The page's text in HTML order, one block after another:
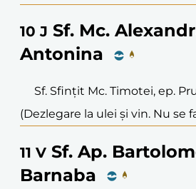
10 J Sf. Mc.
Antonina
Sf. Sfințit Mc. Timotei, ep.
(Dezlegare la ulei și vin. Nu se
11 V Sf. Ap.
Barnaba